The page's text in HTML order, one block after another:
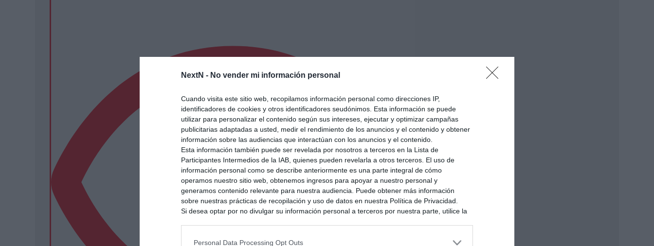
NextN - No vender mi información personal
Cuando visita este sitio web, recopilamos información personal como direcciones IP,
identificadores de cookies y otros identificadores seudónimos. Esta información se puede
utilizar para personalizar el contenido según sus intereses, ejecutar y optimizar campañas
publicitarias adaptadas a usted, medir el rendimiento de los anuncios y el contenido y obtener
información sobre las audiencias que interactúan con los anuncios y el contenido.
Esta información también puede ser revelada por nosotros a terceros en la Lista de
Participantes Intermedios de la IAB, quienes pueden revelarla a otros terceros. El uso de
información personal como se describe anteriormente es una parte integral de cómo
operamos nuestro sitio web, obtenemos ingresos para apoyar a nuestro personal y
generamos contenido relevante para nuestra audiencia. Puede obtener más información
sobre nuestras prácticas de recopilación y uso de datos en nuestra Política de Privacidad.
Si desea optar por no divulgar su información personal a terceros por nuestra parte, utilice la
intereses basados en la información personal utilizada por nosotros o en información personal
Personal Data Processing Opt Outs